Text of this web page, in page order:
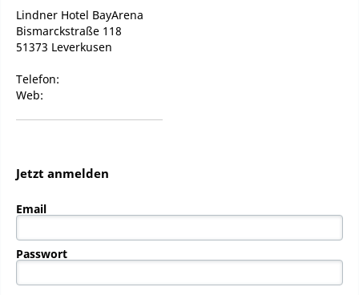
Lindner Hotel BayArena
Bismarckstraße 118
51373 Leverkusen
Telefon:
Web:
Jetzt anmelden
Email
Passwort